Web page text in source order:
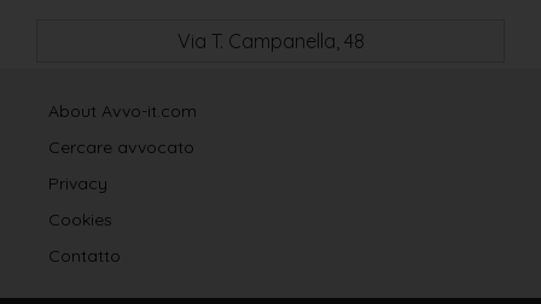
Via T. Campanella, 48
About Avvo-it.com
Cercare avvocato
Privacy
Cookies
Contatto